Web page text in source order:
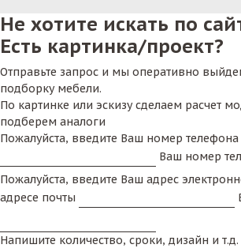
Не хотите искать по
Есть картинка/проект?
Отправьте запрос и мы оперативно
подборку мебели.
По картинке или эскизу сделаем расчет
подберем аналоги
Пожалуйста, введите Ваш номер телефона
Ваш номер
Пожалуйста, введите Ваш адрес
адресе почты
Напишите количество, сроки, дизайн и т.д.